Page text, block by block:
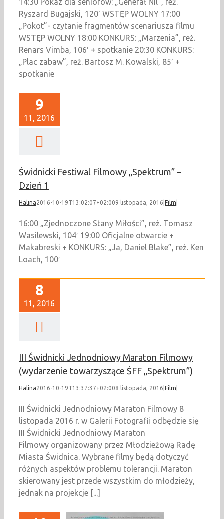
14:30 Pokaz dla seniorów: „Generał Nil”, reż.
Ryszard Bugajski, 120′ WSTĘP WOLNY 17:00
„Pokot”- czytanie fragmentów scenariusza filmu
WSTĘP WOLNY 18:00 KONKURS: „Marzenia”, reż.
Renars Vimba, 106′ + spotkanie 20:30 KONKURS:
„Plac zabaw”, reż. Bartosz M. Kowalski, 85′ +
spotkanie
9
11, 2016
Świdnicki Festiwal Filmowy „Spektrum” –
Dzień 1
Halina2016-10-19T13:02:07+02:009 listopada, 2016 Film
16:00 „Zjednoczone Stany Miłości”, reż. Tomasz
Wasilewski, 104′ 19:00 Oficjalne otwarcie +
Makabreski + KONKURS: „Ja, Daniel Blake”, reż. Ken
Loach, 100′
8
11, 2016
III Świdnicki Jednodniowy Maraton Filmowy
(wydarzenie towarzyszące ŚFF „Spektrum”)
Halina2016-10-19T13:37:37+02:008 listopada, 2016 Film
III Świdnicki Jednodniowy Maraton Filmowy 8
listopada 2016 r. w Galerii Fotografii odbędzie się
III Świdnicki Jednodniowy Maraton
Filmowy organizowany przez Młodzieżową Radę
Miasta Świdnica. Wybrane filmy będą dotyczyć
różnych aspektów problemu tolerancji. Maraton
skierowany jest przede wszystkim do młodzieży,
jednak na projekcje [...]